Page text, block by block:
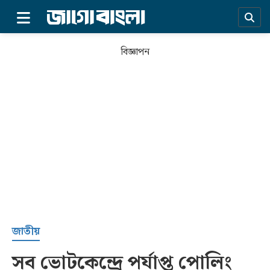
সর্বশেষ
বিজ্ঞাপন
জাতীয়
সব ভোটকেন্দ্রে পর্যাপ্ত পোলিং